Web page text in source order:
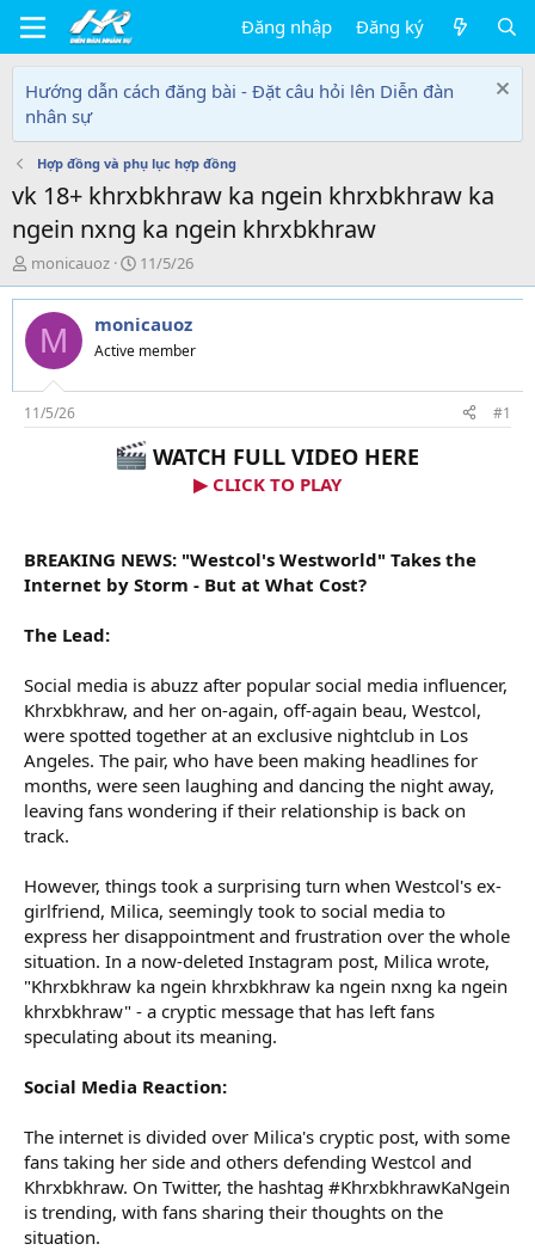
Đăng nhập Đăng ký
Hướng dẫn cách đăng bài - Đặt câu hỏi lên Diễn đàn
nhân sự
Hợp đồng và phụ lục hợp đồng
vk 18+ khrxbkhraw ka ngein khrxbkhraw ka
ngein nxng ka ngein khrxbkhraw
T
h
r
e
d
s
t
a
monicauoz
N
g
à
y
g
i
11/5/26
M monicauoz
Active member
11/5/26 #1
WATCH FULL VIDEO HERE
▶ CLICK TO PLAY
BREAKING NEWS: "Westcol's Westworld" Takes the
Internet by Storm - But at What Cost?
The Lead:
Social media is abuzz after popular social media influencer,
Khrxbkhraw, and her on-again, off-again beau, Westcol,
were spotted together at an exclusive nightclub in Los
Angeles. The pair, who have been making headlines for
months, were seen laughing and dancing the night away,
leaving fans wondering if their relationship is back on
track.
However, things took a surprising turn when Westcol's ex-
girlfriend, Milica, seemingly took to social media to
express her disappointment and frustration over the whole
situation. In a now-deleted Instagram post, Milica wrote,
"Khrxbkhraw ka ngein khrxbkhraw ka ngein nxng ka ngein
khrxbkhraw" - a cryptic message that has left fans
speculating about its meaning.
Social Media Reaction:
The internet is divided over Milica's cryptic post, with some
fans taking her side and others defending Westcol and
Khrxbkhraw. On Twitter, the hashtag #KhrxbkhrawKaNgein
is trending, with fans sharing their thoughts on the
situation.